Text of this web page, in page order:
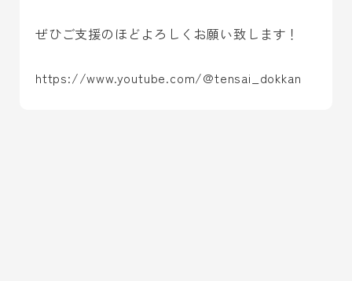
ぜひご支援のほどよろしくお願い致します！
https://www.youtube.com/@tensai_dokkan